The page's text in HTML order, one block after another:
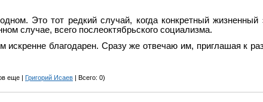
Это тот редкий случай, когда конкретный жизненный
случае, всего послеоктябрьского социализма.
благодарен. Сразу же отвечаю им, приглашая к
еще | Григорий Исаев | Всего: 0)